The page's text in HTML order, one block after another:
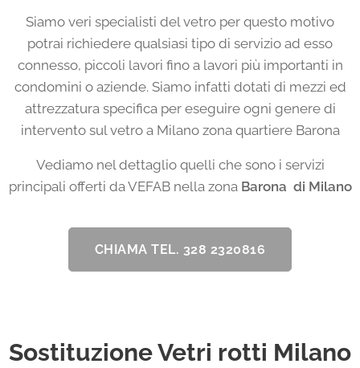
Siamo veri specialisti del vetro per questo motivo
potrai richiedere qualsiasi tipo di servizio ad esso
connesso, piccoli lavori fino a lavori più importanti in
condomini o aziende. Siamo infatti dotati di mezzi ed
attrezzatura specifica per eseguire ogni genere di
intervento sul vetro a Milano zona quartiere Barona
Vediamo nel dettaglio quelli che sono i servizi
principali offerti da VEFAB nella zona Barona di Milano
CHIAMA TEL. 328 2320816
Sostituzione Vetri rotti Milano